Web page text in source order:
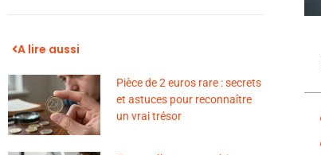
A lire aussi
Pièce de 2 euros rare : secrets
et astuces pour reconnaître
un vrai trésor